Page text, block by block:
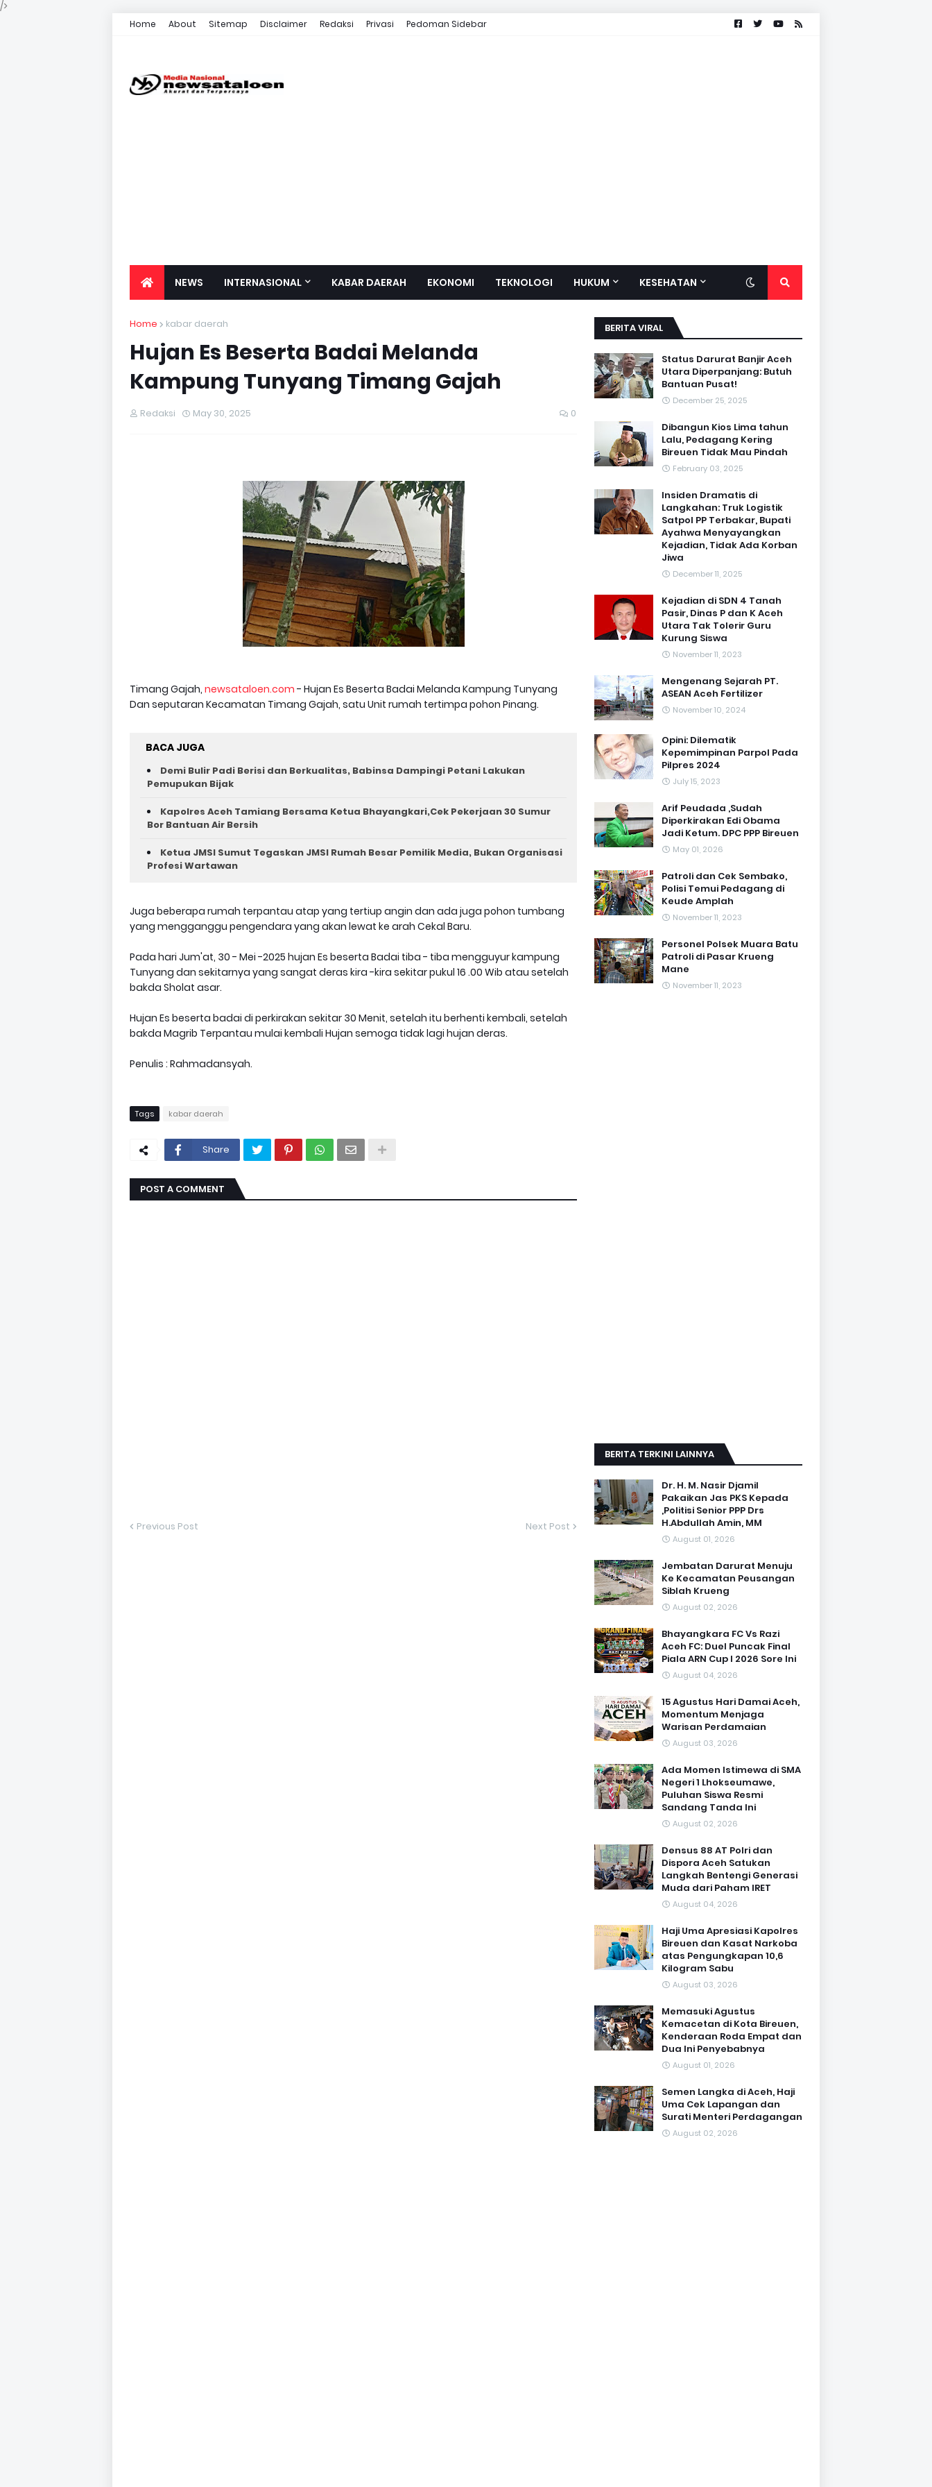
/>
Home About Sitemap Disclaimer Redaksi Privasi Pedoman Sidebar
NEWS INTERNASIONAL KABAR DAERAH EKONOMI TEKNOLOGI HUKUM KESEHATAN
Home kabar daerah
Hujan Es Beserta Badai Melanda
Kampung Tunyang Timang Gajah
Redaksi May 30, 2025 0
Timang Gajah, newsataloen.com - Hujan Es Beserta Badai Melanda Kampung Tunyang
Dan seputaran Kecamatan Timang Gajah, satu Unit rumah tertimpa pohon Pinang.
BACA JUGA
Demi Bulir Padi Berisi dan Berkualitas, Babinsa Dampingi Petani Lakukan
Pemupukan Bijak
Kapolres Aceh Tamiang Bersama Ketua Bhayangkari,Cek Pekerjaan 30 Sumur
Bor Bantuan Air Bersih
Ketua JMSI Sumut Tegaskan JMSI Rumah Besar Pemilik Media, Bukan Organisasi
Profesi Wartawan
Juga beberapa rumah terpantau atap yang tertiup angin dan ada juga pohon tumbang
yang mengganggu pengendara yang akan lewat ke arah Cekal Baru.
Pada hari Jum'at, 30 - Mei -2025 hujan Es beserta Badai tiba - tiba mengguyur kampung
Tunyang dan sekitarnya yang sangat deras kira -kira sekitar pukul 16 .00 Wib atau setelah
bakda Sholat asar.
Hujan Es beserta badai di perkirakan sekitar 30 Menit, setelah itu berhenti kembali, setelah
bakda Magrib Terpantau mulai kembali Hujan semoga tidak lagi hujan deras.
Penulis : Rahmadansyah.
Tags kabar daerah
Share
POST A COMMENT
Previous Post Next Post
BERITA VIRAL
Status Darurat Banjir Aceh
Utara Diperpanjang: Butuh
Bantuan Pusat!
December 25, 2025
Dibangun Kios Lima tahun
Lalu, Pedagang Kering
Bireuen Tidak Mau Pindah
February 03, 2025
Insiden Dramatis di
Langkahan: Truk Logistik
Satpol PP Terbakar, Bupati
Ayahwa Menyayangkan
Kejadian, Tidak Ada Korban
Jiwa
December 11, 2025
Kejadian di SDN 4 Tanah
Pasir, Dinas P dan K Aceh
Utara Tak Tolerir Guru
Kurung Siswa
November 11, 2023
Mengenang Sejarah PT.
ASEAN Aceh Fertilizer
November 10, 2024
Opini: Dilematik
Kepemimpinan Parpol Pada
Pilpres 2024
July 15, 2023
Arif Peudada ,Sudah
Diperkirakan Edi Obama
Jadi Ketum. DPC PPP Bireuen
May 01, 2026
Patroli dan Cek Sembako,
Polisi Temui Pedagang di
Keude Amplah
November 11, 2023
Personel Polsek Muara Batu
Patroli di Pasar Krueng
Mane
November 11, 2023
BERITA TERKINI LAINNYA
Dr. H. M. Nasir Djamil
Pakaikan Jas PKS Kepada
,Politisi Senior PPP Drs
H.Abdullah Amin, MM
August 01, 2026
Jembatan Darurat Menuju
Ke Kecamatan Peusangan
Siblah Krueng
August 02, 2026
Bhayangkara FC Vs Razi
Aceh FC: Duel Puncak Final
Piala ARN Cup I 2026 Sore Ini
August 04, 2026
15 Agustus Hari Damai Aceh,
Momentum Menjaga
Warisan Perdamaian
August 03, 2026
Ada Momen Istimewa di SMA
Negeri 1 Lhokseumawe,
Puluhan Siswa Resmi
Sandang Tanda Ini
August 02, 2026
Densus 88 AT Polri dan
Dispora Aceh Satukan
Langkah Bentengi Generasi
Muda dari Paham IRET
August 04, 2026
Haji Uma Apresiasi Kapolres
Bireuen dan Kasat Narkoba
atas Pengungkapan 10,6
Kilogram Sabu
August 03, 2026
Memasuki Agustus
Kemacetan di Kota Bireuen,
Kenderaan Roda Empat dan
Dua Ini Penyebabnya
August 01, 2026
Semen Langka di Aceh, Haji
Uma Cek Lapangan dan
Surati Menteri Perdagangan
August 02, 2026